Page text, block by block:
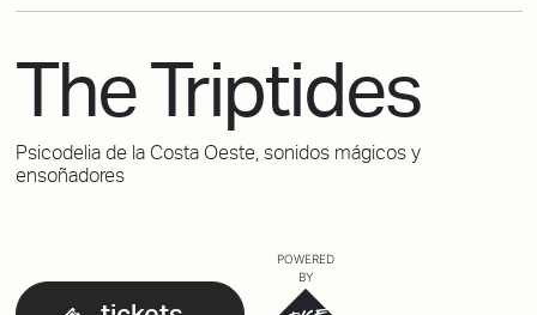
The Triptides
Psicodelia de la Costa Oeste, sonidos mágicos y
ensoñadores
POWERED
BY